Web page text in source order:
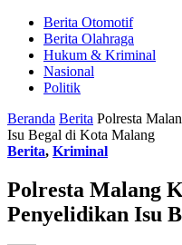
Berita Otomotif
Berita Olahraga
Hukum & Kriminal
Nasional
Politik
Beranda Berita Polresta
Isu Begal di Kota Malang
Berita, Kriminal
Polresta Malang
Penyelidikan Isu